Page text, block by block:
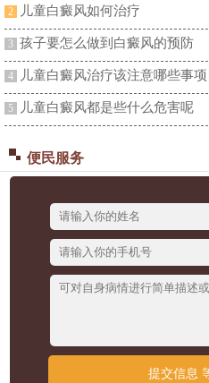
2 儿童白癜风如何治疗
3 孩子要怎么做到白癜风的预防
4 儿童白癜风治疗该注意哪些事项
5 儿童白癜风都是些什么危害呢
便民服务